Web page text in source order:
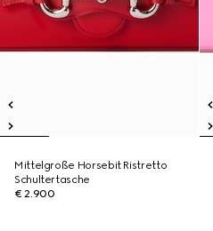
Mittelgroße Horsebit Ristretto
Schultertasche
€ 2.900